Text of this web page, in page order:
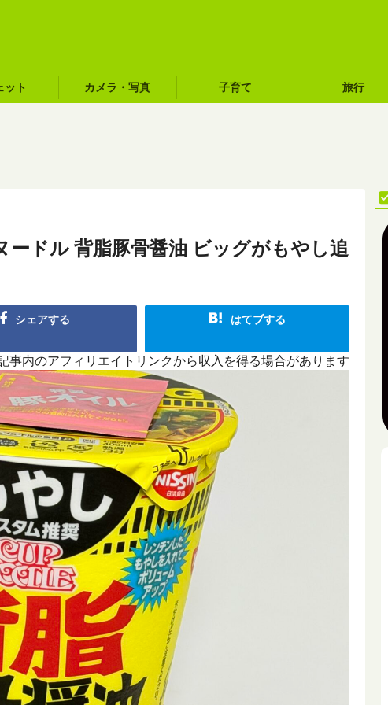
ット カメラ・写真 子育て 旅行
ドル 背脂豚骨醤油 ビッグがもやし追
シェアする はてブする
事内のアフィリエイトリンクから収入を得る場合があります